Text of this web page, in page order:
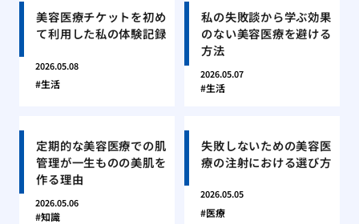
美容医療チケットを初め
て利用した私の体験記録
2026.05.08
生活
私の失敗談から学ぶ効果
のない美容医療を避ける
方法
2026.05.07
生活
定期的な美容医療での肌
管理が一生ものの美肌を
作る理由
2026.05.06
知識
失敗しないための美容医
療の注射における選び方
2026.05.05
医療